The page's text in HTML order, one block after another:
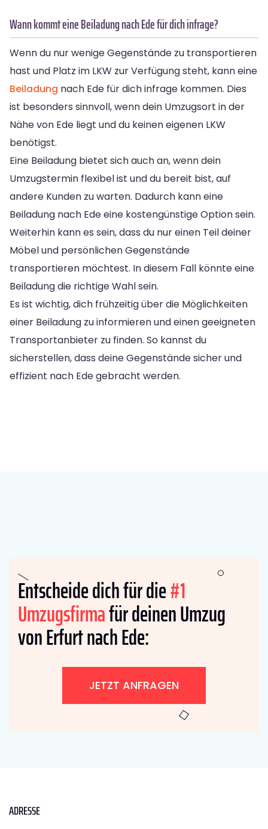
Wann kommt eine Beiladung nach Ede für dich infrage?
Wenn du nur wenige Gegenstände zu transportieren
hast und Platz im LKW zur Verfügung steht, kann eine
Beiladung nach Ede für dich infrage kommen. Dies
ist besonders sinnvoll, wenn dein Umzugsort in der
Nähe von Ede liegt und du keinen eigenen LKW
benötigst.
Eine Beiladung bietet sich auch an, wenn dein
Umzugstermin flexibel ist und du bereit bist, auf
andere Kunden zu warten. Dadurch kann eine
Beiladung nach Ede eine kostengünstige Option sein.
Weiterhin kann es sein, dass du nur einen Teil deiner
Möbel und persönlichen Gegenstände
transportieren möchtest. In diesem Fall könnte eine
Beiladung die richtige Wahl sein.
Es ist wichtig, dich frühzeitig über die Möglichkeiten
einer Beiladung zu informieren und einen geeigneten
Transportanbieter zu finden. So kannst du
sicherstellen, dass deine Gegenstände sicher und
effizient nach Ede gebracht werden.
Entscheide dich für die#1
Umzugsfirmafür deinen Umzug
von Erfurt nach Ede:
JETZT ANFRAGEN
ADRESSE